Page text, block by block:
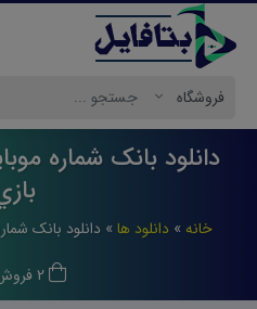
دانلود بانک شماره
خانه » دانلود ها »دانلود بانک